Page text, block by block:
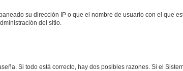
su dirección IP o que el nombre de usuario con el que
del sitio.
Si todo está correcto, hay dos posibles razones. Si el